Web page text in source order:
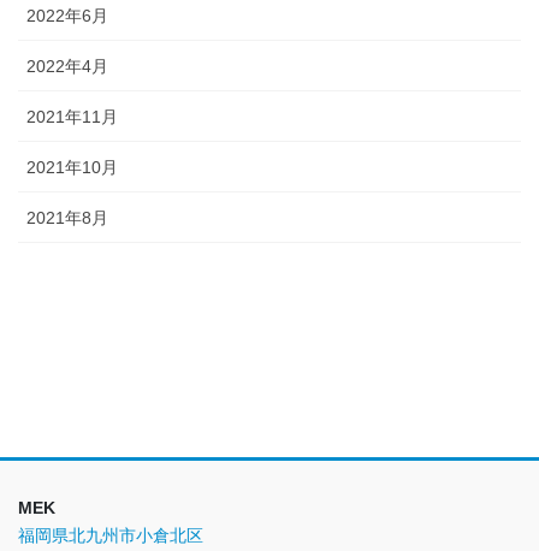
2022年6月
2022年4月
2021年11月
2021年10月
2021年8月
MEK
福岡県北九州市小倉北区